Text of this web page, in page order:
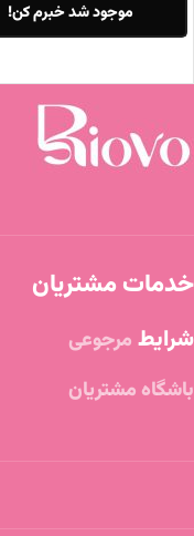
موجود شد خبرم کن!
خدمات مشتریان
شرایط مرجوعی
باشگاه مشتریان